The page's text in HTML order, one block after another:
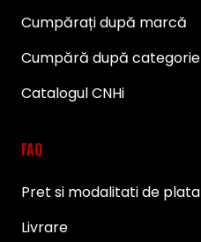
Cumpărați după marcă
Cumpără după categorie
Catalogul CNHi
FAQ
Pret si modalitati de plata
Livrare